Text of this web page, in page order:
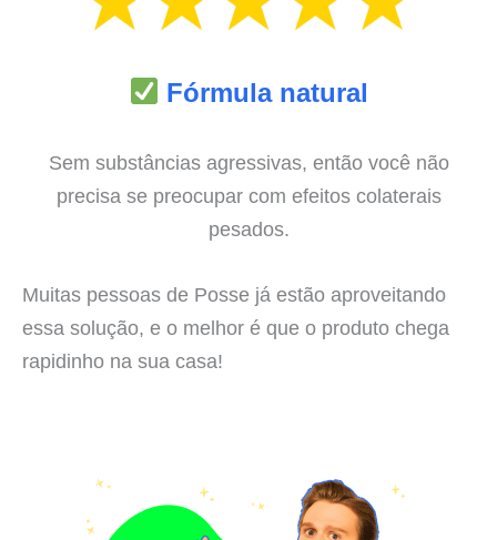
Fórmula natural
Sem substâncias agressivas, então você não
precisa se preocupar com efeitos colaterais
pesados.
Muitas pessoas de Posse já estão aproveitando
essa solução, e o melhor é que o produto chega
rapidinho na sua casa!